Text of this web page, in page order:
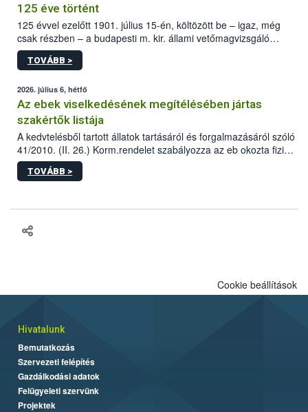
125 éve történt
125 évvel ezelőtt 1901. július 15-én, költözött be – igaz, még
csak részben – a budapesti m. kir. állami vetőmagvizsgáló
állomás a Kis Rókus utca 15. szám alatti, Czigler Győző által
tervezett új épületébe.
TOVÁBB >
2026. július 6, hétfő
Az ebek viselkedésének megítélésében jártas
szakértők listája
A kedvtelésből tartott állatok tartásáról és forgalmazásáról szóló
41/2010. (II. 26.) Korm.rendelet szabályozza az eb okozta fizikai
sérülés, illetve ennek veszélye keletkezésekor felmerülő
hatósági feladatokat, valamint a veszélyes eb tartását és annak
TOVÁBB >
Cookie beállítások
Hivatalunk
Bemutatkozás
Szervezeti felépítés
Gazdálkodási adatok
Felügyeleti szervünk
Projektek